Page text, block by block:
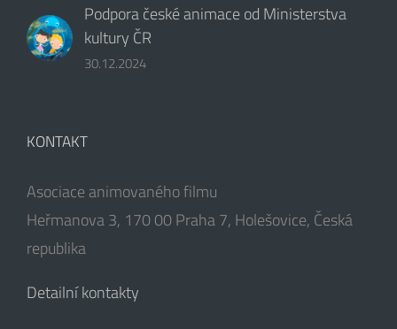
Podpora české animace od Ministerstva
kultury ČR
30.12.2024
KONTAKT
Asociace animovaného filmu
Heřmanova 3, 170 00 Praha 7, Holešovice, Česká
republika
Detailní kontakty